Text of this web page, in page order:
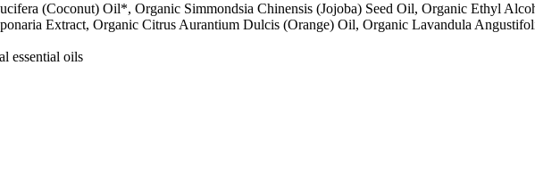
(Coconut) Oil*, Organic Simmondsia Chinensis (Jojoba) Seed Oil, Organic Ethyl
Extract, Organic Citrus Aurantium Dulcis (Orange) Oil, Organic Lavandula
essential oils